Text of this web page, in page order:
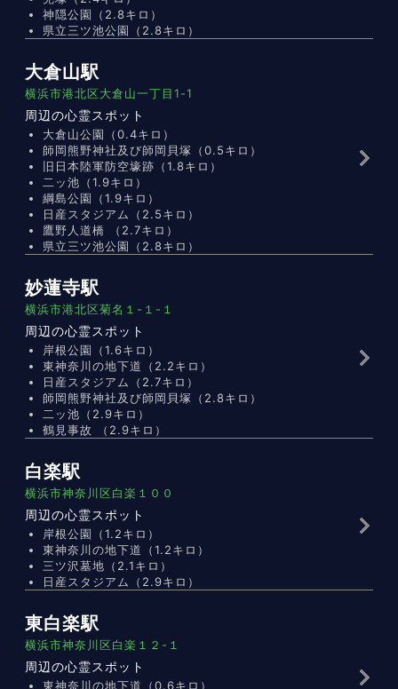
神隠公園（2.8キロ）
県立三ツ池公園（2.8キロ）
大倉山駅
横浜市港北区大倉山一丁目1-1
周辺の心霊スポット
大倉山公園（0.4キロ）
師岡熊野神社及び師岡貝塚（0.5キロ）
旧日本陸軍防空壕跡（1.8キロ）
二ッ池（1.9キロ）
綱島公園（1.9キロ）
日産スタジアム（2.5キロ）
鷹野人道橋 （2.7キロ）
県立三ツ池公園（2.8キロ）
妙蓮寺駅
横浜市港北区菊名１-１-１
周辺の心霊スポット
岸根公園（1.6キロ）
東神奈川の地下道（2.2キロ）
日産スタジアム（2.7キロ）
師岡熊野神社及び師岡貝塚（2.8キロ）
二ッ池（2.9キロ）
鶴見事故 （2.9キロ）
白楽駅
横浜市神奈川区白楽１００
周辺の心霊スポット
岸根公園（1.2キロ）
東神奈川の地下道（1.2キロ）
三ツ沢墓地（2.1キロ）
日産スタジアム（2.9キロ）
東白楽駅
横浜市神奈川区白楽１２-１
周辺の心霊スポット
東神奈川の地下道（0.6キロ）